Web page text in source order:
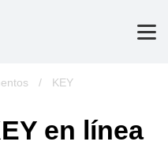
/ KEY
en línea